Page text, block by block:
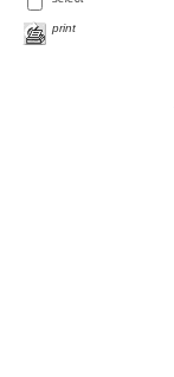
print